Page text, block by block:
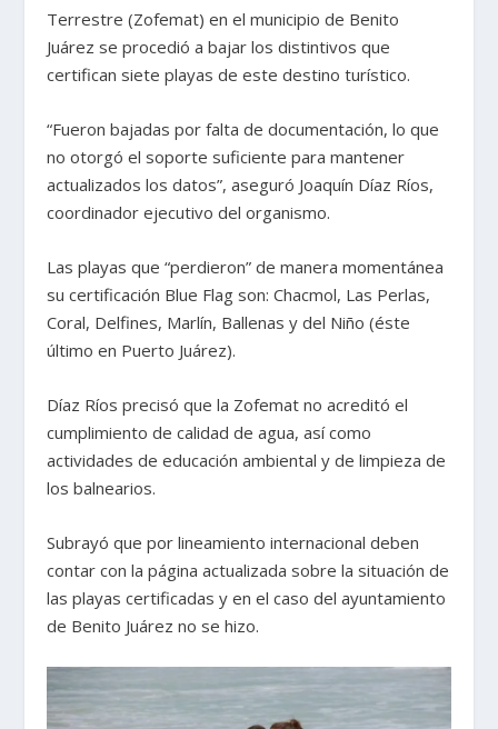
Terrestre (Zofemat) en el municipio de Benito
Juárez se procedió a bajar los distintivos que
certifican siete playas de este destino turístico.
“Fueron bajadas por falta de documentación, lo que
no otorgó el soporte suficiente para mantener
actualizados los datos”, aseguró Joaquín Díaz Ríos,
coordinador ejecutivo del organismo.
Las playas que “perdieron” de manera momentánea
su certificación Blue Flag son: Chacmol, Las Perlas,
Coral, Delfines, Marlín, Ballenas y del Niño (éste
último en Puerto Juárez).
Díaz Ríos precisó que la Zofemat no acreditó el
cumplimiento de calidad de agua, así como
actividades de educación ambiental y de limpieza de
los balnearios.
Subrayó que por lineamiento internacional deben
contar con la página actualizada sobre la situación de
las playas certificadas y en el caso del ayuntamiento
de Benito Juárez no se hizo.